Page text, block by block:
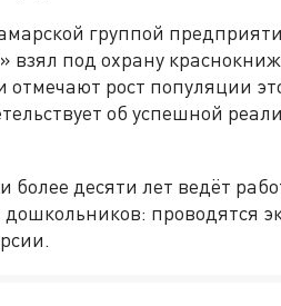
группой
под охрану
отмечают рост популяции
об успешной
десяти лет ведёт
проводятся